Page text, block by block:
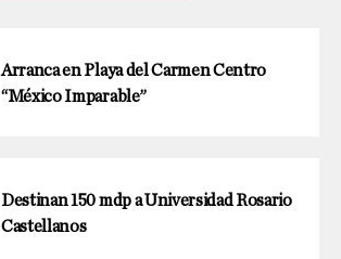
Arranca en Playa del Carmen Centro
“México Imparable”
Destinan 150 mdp a Universidad Rosario
Castellanos